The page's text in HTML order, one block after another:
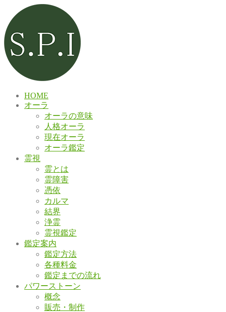
HOME
オーラ
オーラの意味
人格オーラ
現在オーラ
オーラ鑑定
霊視
霊とは
霊障害
憑依
カルマ
結界
浄霊
霊視鑑定
鑑定案内
鑑定方法
各種料金
鑑定までの流れ
パワーストーン
概念
販売・制作